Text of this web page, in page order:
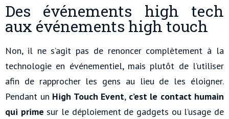
Des événements high tech
aux événements high touch
Non, il ne s’agit pas de renoncer complètement à la
technologie en événementiel, mais plutôt de l’utiliser
afin de rapprocher les gens au lieu de les éloigner.
Pendant un High Touch Event, c’est le contact humain
qui primesur le déploiement de gadgets ou l’usage de